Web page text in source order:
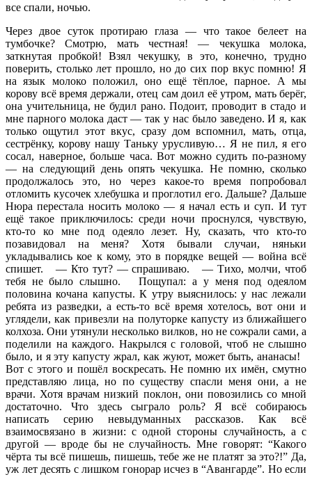
все спали, ночью.
Через двое суток протираю глаза — что такое белеет на
тумбочке? Смотрю, мать честная! — чекушка молока,
заткнутая пробкой! Взял чекушку, в это, конечно, трудно
поверить, столько лет прошло, но до сих пор вкус помню! Я
на язык молоко положил, оно ещё тёплое, парное. А мы
корову всё время держали, отец сам доил её утром, мать берёг,
она учительница, не будил рано. Подоит, проводит в стадо и
мне парного молока даст — так у нас было заведено. И я, как
только ощутил этот вкус, сразу дом вспомнил, мать, отца,
сестрёнку, корову нашу Таньку урусливую… Я не пил, я его
сосал, наверное, больше часа. Вот можно судить по-разному
— на следующий день опять чекушка. Не помню, сколько
продолжалось это, но через какое-то время попробовал
отломить кусочек хлебушка и проглотил его. Дальше? Дальше
Нюра перестала носить молоко — я начал есть и суп. И тут
ещё такое приключилось: среди ночи проснулся, чувствую,
кто-то ко мне под одеяло лезет. Ну, сказать, что кто-то
позавидовал на меня? Хотя бывали случаи, няньки
укладывались кое к кому, это в порядке вещей — война всё
спишет. — Кто тут? — спрашиваю. — Тихо, молчи, чтоб
тебя не было слышно. Пощупал: а у меня под одеялом
половина кочана капусты. К утру выяснилось: у нас лежали
ребята из разведки, а есть-то всё время хотелось, вот они и
углядели, как привезли на полуторке капусту из ближайшего
колхоза. Они утянули несколько вилков, но не сожрали сами, а
поделили на каждого. Накрылся с головой, чтоб не слышно
было, и я эту капусту жрал, как жуют, может быть, ананасы!
Вот с этого и пошёл воскресать. Не помню их имён, смутно
представляю лица, но по существу спасли меня они, а не
врачи. Хотя врачам низкий поклон, они повозились со мной
достаточно. Что здесь сыграло роль? Я всё собираюсь
написать серию невыдуманных рассказов. Как всё
взаимосвязано в жизни: с одной стороны случайность, а с
другой — вроде бы не случайность. Мне говорят: “Какого
чёрта ты всё пишешь, пишешь, тебе же не платят за это?!” Да,
уж лет десять с лишком гонорар исчез в “Авангарде”. Но если